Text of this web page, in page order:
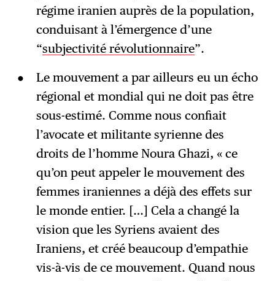
régime iranien auprès de la population,
conduisant à l’émergence d’une
“subjectivité révolutionnaire”.
Le mouvement a par ailleurs eu un écho
régional et mondial qui ne doit pas être
sous-estimé. Comme nous confiait
l’avocate et militante syrienne des
droits de l’homme Noura Ghazi, « ce
qu’on peut appeler le mouvement des
femmes iraniennes a déjà des effets sur
le monde entier. […] Cela a changé la
vision que les Syriens avaient des
Iraniens, et créé beaucoup d’empathie
vis-à-vis de ce mouvement. Quand nous